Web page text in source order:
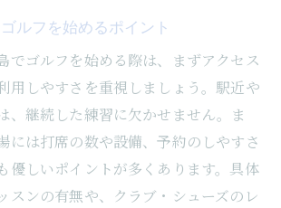
ルフを始めるポイント
でゴルフを始める際は、まずアクセス
用しやすさを重視しましょう。駅近や
、継続した練習に欠かせません。ま
には打席の数や設備、予約のしやすさ
優しいポイントが多くあります。具体
スンの有無や、クラブ・シューズのレ